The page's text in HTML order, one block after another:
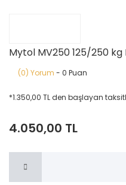
Mytol MV250 125/250 kg
(0) Yorum - 0 Puan
*1.350,00 TL den başlayan
4.050,00 TL